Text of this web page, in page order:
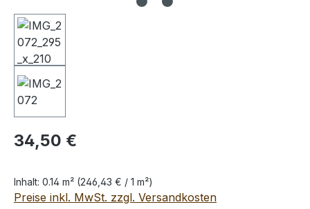
Regulärer Preis:
34,50 €
Inhalt: 0.14 m² (246,43 € / 1 m²)
Preise inkl. MwSt. zzgl. Versandkosten